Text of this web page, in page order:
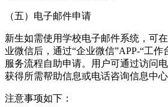
（五）电子邮件申请
新生如需使用学校电子邮件系统，可
业微信后，通过“企业微信”APP-“工作
服务流程自助申请。用户可通过访问
获得所需帮助信息或电话咨询信息中心
注意事项如下：